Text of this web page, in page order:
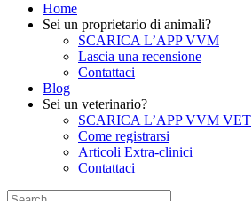
Home
Sei un proprietario di animali?
SCARICA L’APP VVM
Lascia una recensione
Contattaci
Blog
Sei un veterinario?
SCARICA L’APP VVM VET
Come registrarsi
Articoli Extra-clinici
Contattaci